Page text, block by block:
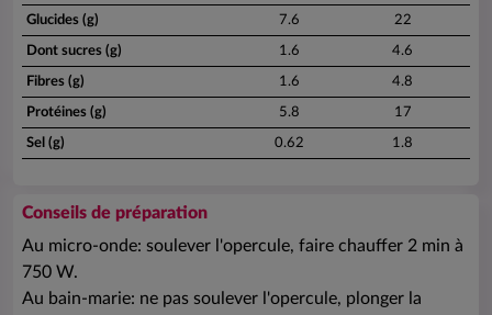
Glucides (g) 7.6 22
Dont sucres (g) 1.6 4.6
Fibres (g) 1.6 4.8
Protéines (g) 5.8 17
Sel (g) 0.62 1.8
Conseils de préparation
Au micro-onde: soulever l'opercule, faire chauffer 2 min à
750 W.
Au bain-marie: ne pas soulever l'opercule, plonger la